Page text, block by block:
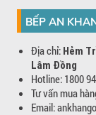
BẾP AN
Địa chỉ: Hẻm
Lâm Đồng
Hotline: 1800
Tư vấn mua
Email: